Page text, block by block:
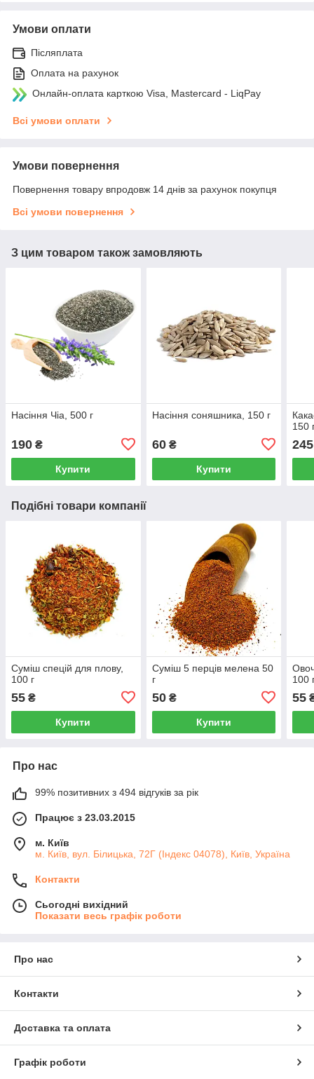
Умови оплати
Післяплата
Оплата на рахунок
Онлайн-оплата карткою Visa, Mastercard - LiqPay
Всі умови оплати
Умови повернення
Повернення товару впродовж 14 днів за рахунок покупця
Всі умови повернення
З цим товаром також замовляють
Насіння Чіа, 500 г
190 ₴
Купити
Насіння соняшника, 150 г
60₴
Купити
150
245
Подібні товари компанії
Суміш спецій для плову,
100 г
55 ₴
Купити
Суміш 5 перців мелена 50
г
50₴
Купити
100
55
Про нас
99% позитивних з 494 відгуків за рік
Працює з 23.03.2015
м. Київ
м. Київ, вул. Білицька, 72Г (Індекс 04078), Київ, Україна
Контакти
Сьогодні вихідний
Показати весь графік роботи
Про нас
Контакти
Доставка та оплата
Графік роботи